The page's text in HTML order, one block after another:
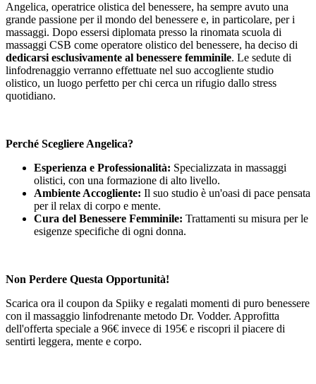
Angelica, operatrice olistica del benessere, ha sempre avuto una
grande passione per il mondo del benessere e, in particolare, per i
massaggi. Dopo essersi diplomata presso la rinomata scuola di
massaggi CSB come operatore olistico del benessere, ha deciso di
dedicarsi esclusivamente al benessere femminile. Le sedute di
linfodrenaggio verranno effettuate nel suo accogliente studio
olistico, un luogo perfetto per chi cerca un rifugio dallo stress
quotidiano.
Perché Scegliere Angelica?
Esperienza e Professionalità: Specializzata in massaggi
olistici, con una formazione di alto livello.
Ambiente Accogliente: Il suo studio è un'oasi di pace pensata
per il relax di corpo e mente.
Cura del Benessere Femminile: Trattamenti su misura per le
esigenze specifiche di ogni donna.
Non Perdere Questa Opportunità!
Scarica ora il coupon da Spiiky e regalati momenti di puro benessere
con il massaggio linfodrenante metodo Dr. Vodder. Approfitta
dell'offerta speciale a 96€ invece di 195€ e riscopri il piacere di
sentirti leggera, mente e corpo.